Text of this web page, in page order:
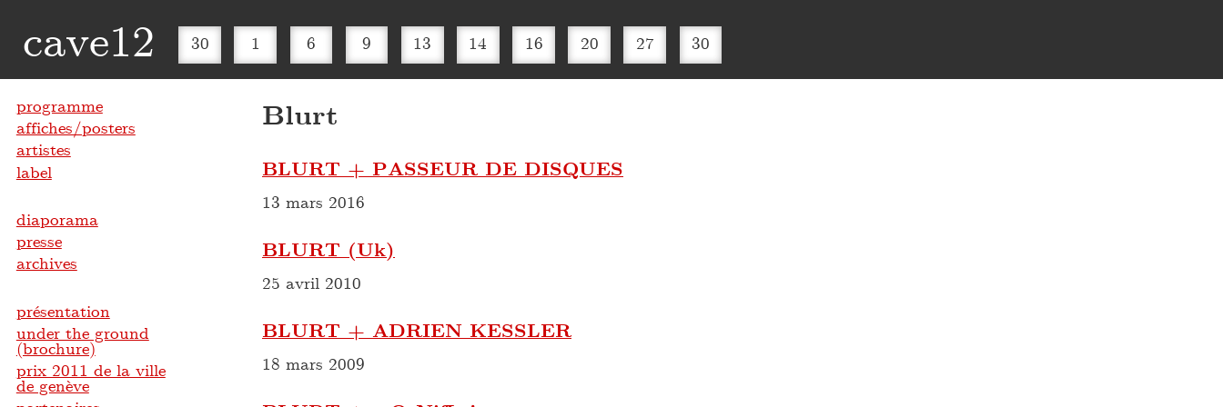
cave12 30 1 6 9 13 14 16 20 27 30
Blurt
BLURT + PASSEUR DE DISQUES
13 mars 2016
BLURT (Uk)
25 avril 2010
BLURT + ADRIEN KESSLER
18 mars 2009
programme
affiches/posters
artistes
label
diaporama
presse
archives
présentation
under the ground
(brochure)
prix 2011 de la ville
de genève